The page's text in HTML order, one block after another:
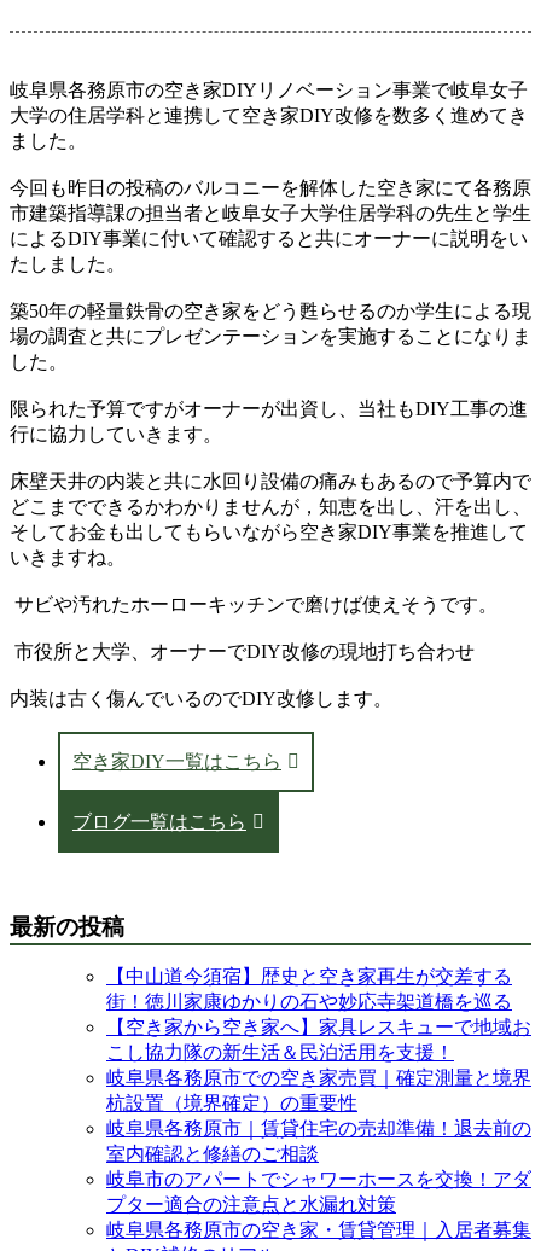
岐阜県各務原市の空き家DIYリノベーション事業で岐阜女子
大学の住居学科と連携して空き家DIY改修を数多く進めてき
ました。
今回も昨日の投稿のバルコニーを解体した空き家にて各務原
市建築指導課の担当者と岐阜女子大学住居学科の先生と学生
によるDIY事業に付いて確認すると共にオーナーに説明をい
たしました。
築50年の軽量鉄骨の空き家をどう甦らせるのか学生による現
場の調査と共にプレゼンテーションを実施することになりま
した。
限られた予算ですがオーナーが出資し、当社もDIY工事の進
行に協力していきます。
床壁天井の内装と共に水回り設備の痛みもあるので予算内で
どこまでできるかわかりませんが，知恵を出し、汗を出し、
そしてお金も出してもらいながら空き家DIY事業を推進して
いきますね。
サビや汚れたホーローキッチンで磨けば使えそうです。
市役所と大学、オーナーでDIY改修の現地打ち合わせ
内装は古く傷んでいるのでDIY改修します。
空き家DIY一覧はこちら
ブログ一覧はこちら
最新の投稿
【中山道今須宿】歴史と空き家再生が交差する
街！徳川家康ゆかりの石や妙応寺架道橋を巡る
【空き家から空き家へ】家具レスキューで地域お
こし協力隊の新生活＆民泊活用を支援！
岐阜県各務原市での空き家売買｜確定測量と境界
杭設置（境界確定）の重要性
岐阜県各務原市｜賃貸住宅の売却準備！退去前の
室内確認と修繕のご相談
岐阜市のアパートでシャワーホースを交換！アダ
プター適合の注意点と水漏れ対策
岐阜県各務原市の空き家・賃貸管理｜入居者募集